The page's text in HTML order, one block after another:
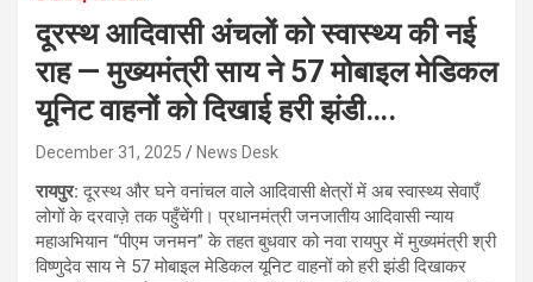
दूरस्थ आदिवासी अंचलों को स्वास्थ्य की नई
राह — मुख्यमंत्री साय ने 57 मोबाइल मेडिकल
यूनिट वाहनों को दिखाई हरी झंडी….
December 31, 2025 News Desk
रायपुर:दूरस्थ और घने वनांचल वाले आदिवासी क्षेत्रों में अब स्वास्थ्य सेवाएँ
लोगों के दरवाज़े तक पहुँचेंगी। प्रधानमंत्री जनजातीय आदिवासी न्याय
महाअभियान “पीएम जनमन” के तहत बुधवार को नवा रायपुर में मुख्यमंत्री श्री
विष्णुदेव साय ने 57 मोबाइल मेडिकल यूनिट वाहनों को हरी झंडी दिखाकर